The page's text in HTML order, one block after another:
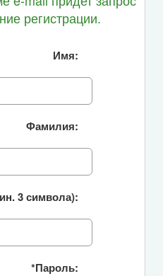
регистрации.
Имя:
Фамилия:
3 символа):
*Пароль: